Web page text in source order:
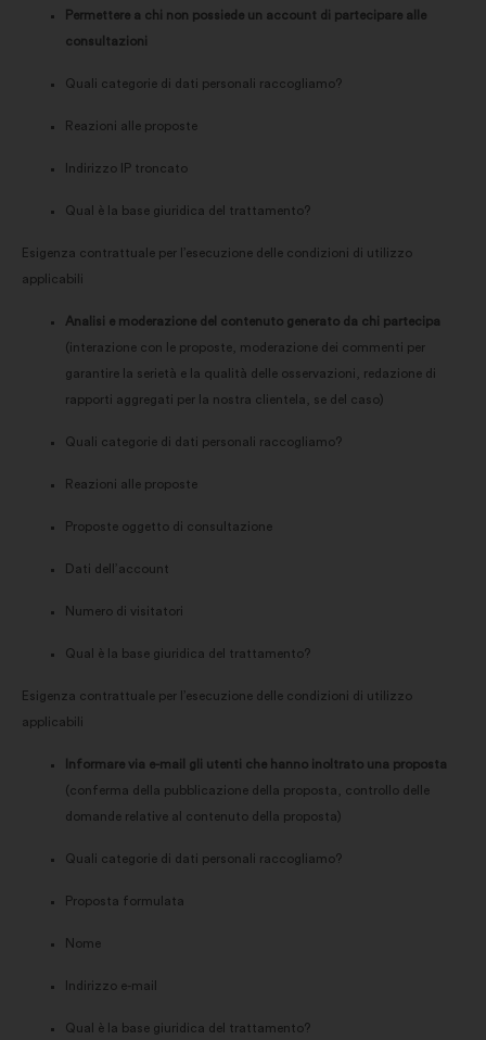
Permettere a chi non possiede un account di partecipare alle
consultazioni
Quali categorie di dati personali raccogliamo?
Reazioni alle proposte
Indirizzo IP troncato
Qual è la base giuridica del trattamento?
Esigenza contrattuale per l’esecuzione delle condizioni di utilizzo
applicabili
Analisi e moderazione del contenuto generato da chi partecipa
(interazione con le proposte, moderazione dei commenti per
garantire la serietà e la qualità delle osservazioni, redazione di
rapporti aggregati per la nostra clientela, se del caso)
Quali categorie di dati personali raccogliamo?
Reazioni alle proposte
Proposte oggetto di consultazione
Dati dell’account
Numero di visitatori
Qual è la base giuridica del trattamento?
Esigenza contrattuale per l’esecuzione delle condizioni di utilizzo
applicabili
Informare via e-mail gli utenti che hanno inoltrato una proposta
(conferma della pubblicazione della proposta, controllo delle
domande relative al contenuto della proposta)
Quali categorie di dati personali raccogliamo?
Proposta formulata
Nome
Indirizzo e-mail
Qual è la base giuridica del trattamento?